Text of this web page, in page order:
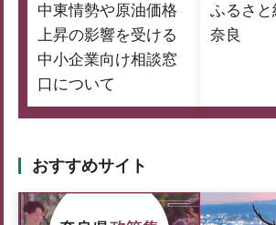
中東情勢や原油価格
上昇の影響を受ける
中小企業向け相談窓
口について
ふるさと
奈良
おすすめサイト